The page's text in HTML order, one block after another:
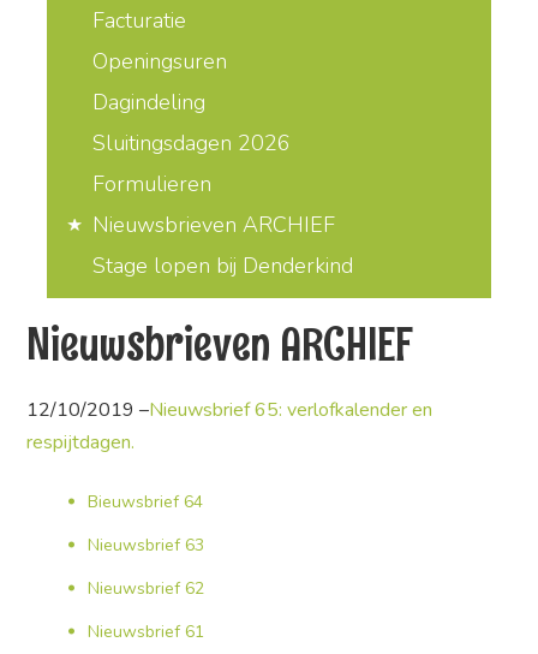
Facturatie
Openingsuren
Dagindeling
Sluitingsdagen 2026
Formulieren
Nieuwsbrieven ARCHIEF
Stage lopen bij Denderkind
Nieuwsbrieven ARCHIEF
12/10/2019 –Nieuwsbrief 65: verlofkalender en
respijtdagen.
Bieuwsbrief 64
Nieuwsbrief 63
Nieuwsbrief 62
Nieuwsbrief 61